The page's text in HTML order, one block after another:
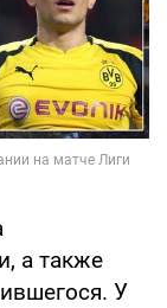
а также
У